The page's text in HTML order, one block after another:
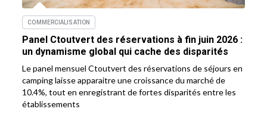
COMMERCIALISATION
Panel Ctoutvert des réservations à fin juin 2026 :
un dynamisme global qui cache des disparités
Le panel mensuel Ctoutvert des réservations de séjours en
camping laisse apparaitre une croissance du marché de
10.4%, tout en enregistrant de fortes disparités entre les
établissements